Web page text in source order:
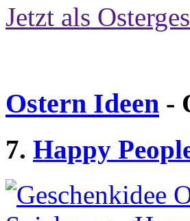
Jetzt als
Ostern Ideen -
7. Happy